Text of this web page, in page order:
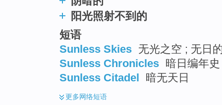
阳光照射不到的
短语
Sunless Skies 无光之空 ; 无日
Sunless Chronicles 暗日编年
Sunless Citadel
暗无天日
更多网络短语